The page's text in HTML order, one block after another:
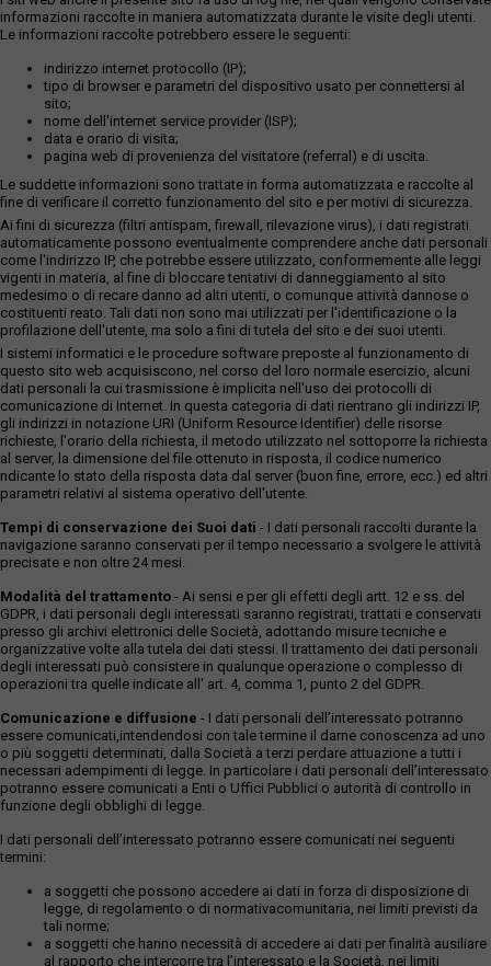
informazioni raccolte in maniera automatizzata durante le visite degli utenti.
Le informazioni raccolte potrebbero essere le seguenti:
indirizzo internet protocollo (IP);
tipo di browser e parametri del dispositivo usato per connettersi al
sito;
nome dell'internet service provider (ISP);
data e orario di visita;
pagina web di provenienza del visitatore (referral) e di uscita.
Le suddette informazioni sono trattate in forma automatizzata e raccolte al
fine di verificare il corretto funzionamento del sito e per motivi di sicurezza.
Ai fini di sicurezza (filtri antispam, firewall, rilevazione virus), i dati registrati
automaticamente possono eventualmente comprendere anche dati personali
come l'indirizzo IP, che potrebbe essere utilizzato, conformemente alle leggi
vigenti in materia, al fine di bloccare tentativi di danneggiamento al sito
medesimo o di recare danno ad altri utenti, o comunque attività dannose o
costituenti reato. Tali dati non sono mai utilizzati per l'identificazione o la
profilazione dell'utente, ma solo a fini di tutela del sito e dei suoi utenti.
I sistemi informatici e le procedure software preposte al funzionamento di
questo sito web acquisiscono, nel corso del loro normale esercizio, alcuni
dati personali la cui trasmissione è implicita nell'uso dei protocolli di
comunicazione di Internet. In questa categoria di dati rientrano gli indirizzi IP,
gli indirizzi in notazione URI (Uniform Resource Identifier) delle risorse
richieste, l'orario della richiesta, il metodo utilizzato nel sottoporre la richiesta
al server, la dimensione del file ottenuto in risposta, il codice numerico
ndicante lo stato della risposta data dal server (buon fine, errore, ecc.) ed altri
parametri relativi al sistema operativo dell'utente.
Tempi di conservazione dei Suoi dati - I dati personali raccolti durante la
navigazione saranno conservati per il tempo necessario a svolgere le attività
precisate e non oltre 24 mesi.
Modalità del trattamento - Ai sensi e per gli effetti degli artt. 12 e ss. del
GDPR, i dati personali degli interessati saranno registrati, trattati e conservati
presso gli archivi elettronici delle Società, adottando misure tecniche e
organizzative volte alla tutela dei dati stessi. Il trattamento dei dati personali
degli interessati può consistere in qualunque operazione o complesso di
operazioni tra quelle indicate all' art. 4, comma 1, punto 2 del GDPR.
Comunicazione e diffusione - I dati personali dell’interessato potranno
essere comunicati,intendendosi con tale termine il darne conoscenza ad uno
o più soggetti determinati, dalla Società a terzi perdare attuazione a tutti i
necessari adempimenti di legge. In particolare i dati personali dell’interessato
potranno essere comunicati a Enti o Uffici Pubblici o autorità di controllo in
funzione degli obblighi di legge.
I dati personali dell’interessato potranno essere comunicati nei seguenti
termini:
a soggetti che possono accedere ai dati in forza di disposizione di
legge, di regolamento o di normativacomunitaria, nei limiti previsti da
tali norme;
a soggetti che hanno necessità di accedere ai dati per finalità ausiliare
al rapporto che intercorre tra l’interessato e la Società, nei limiti